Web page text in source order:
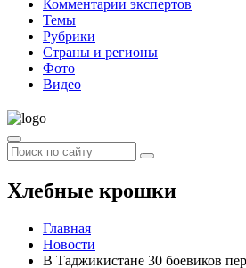
Комментарии экспертов
Темы
Рубрики
Страны и регионы
Фото
Видео
Хлебные крошки
Главная
Новости
В Таджикистане 30 боевиков